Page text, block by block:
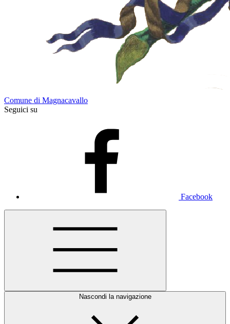
Comune di Magnacavallo
Seguici su
Facebook
Nascondi la navigazione